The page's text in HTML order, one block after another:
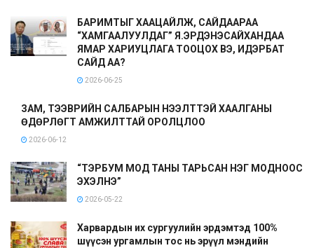
БАРИМТЫГ ХААЦАЙЛЖ, САЙДААРАА
“ХАМГААЛУУЛДАГ” Я.ЭРДЭНЭСАЙХАНДАА
ЯМАР ХАРИУЦЛАГА ТООЦОХ ВЭ, ИДЭРБАТ
САЙД АА?
2026-06-25
ЗАМ, ТЭЭВРИЙН САЛБАРЫН НЭЭЛТТЭЙ ХААЛГАНЫ
ӨДӨРЛӨГТ АМЖИЛТТАЙ ОРОЛЦЛОО
2026-06-12
“ТЭРБУМ МОД ТАНЫ ТАРЬСАН НЭГ МОДНООС
ЭХЭЛНЭ”
2026-05-22
Харвардын их сургуулийн эрдэмтэд 100%
шүүсэн ургамлын тос нь эрүүл мэндийн